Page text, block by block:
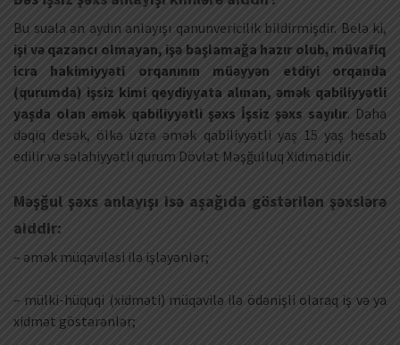
Bu suala ən aydın anlayışı qanunvericilik bildirmişdir. Belə ki,
işi və qazancı olmayan, işə başlamağa hazır olub, müvafiq
icra hakimiyyəti orqanının müəyyən etdiyi orqanda
(qurumda) işsiz kimi qeydiyyata alınan, əmək qabiliyyətli
yaşda olan əmək qabiliyyətli şəxs İşsiz şəxs sayılır. Daha
dəqiq desək, ölkə üzrə əmək qabiliyyətli yaş 15 yaş hesab
edilir və səlahiyyətli qurum Dövlət Məşğulluq Xidmətidir.
Məşğul şəxs anlayışı isə aşağıda göstərilən şəxslərə
aiddir:
– əmək müqaviləsi ilə işləyənlər;
– mülki-hüquqi (xidməti) müqavilə ilə ödənişli olaraq iş və ya
xidmət göstərənlər;